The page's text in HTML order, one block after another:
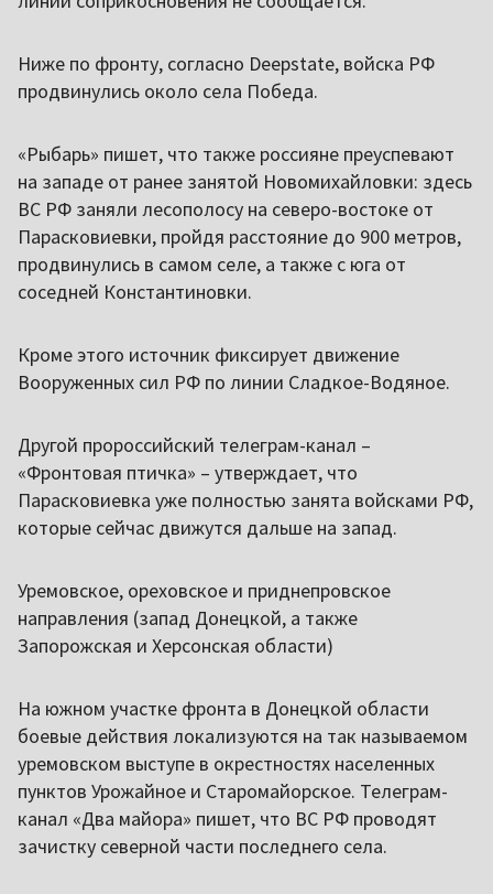
Ниже по фронту, согласно Deepstate, войска РФ
продвинулись около села Победа.
«Рыбарь» пишет, что также россияне преуспевают
на западе от ранее занятой Новомихайловки: здесь
ВС РФ заняли лесополосу на северо-востоке от
Парасковиевки, пройдя расстояние до 900 метров,
продвинулись в самом селе, а также с юга от
соседней Константиновки.
Кроме этого источник фиксирует движение
Вооруженных сил РФ по линии Сладкое-Водяное.
Другой пророссийский телеграм-канал –
«Фронтовая птичка» – утверждает, что
Парасковиевка уже полностью занята войсками РФ,
которые сейчас движутся дальше на запад.
Уремовское, ореховское и приднепровское
направления (запад Донецкой, а также
Запорожская и Херсонская области)
На южном участке фронта в Донецкой области
боевые действия локализуются на так называемом
уремовском выступе в окрестностях населенных
пунктов Урожайное и Старомайорское. Телеграм-
канал «Два майора» пишет, что ВС РФ проводят
зачистку северной части последнего села.